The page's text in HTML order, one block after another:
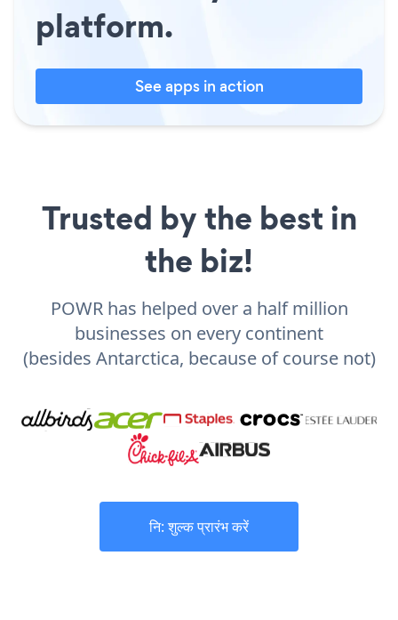
platform.
See apps in action
Trusted by the best in
the biz!
POWR has helped over a half million
businesses on every continent
(besides Antarctica, because of course not)
नि: शुल्क प्रारंभ करें